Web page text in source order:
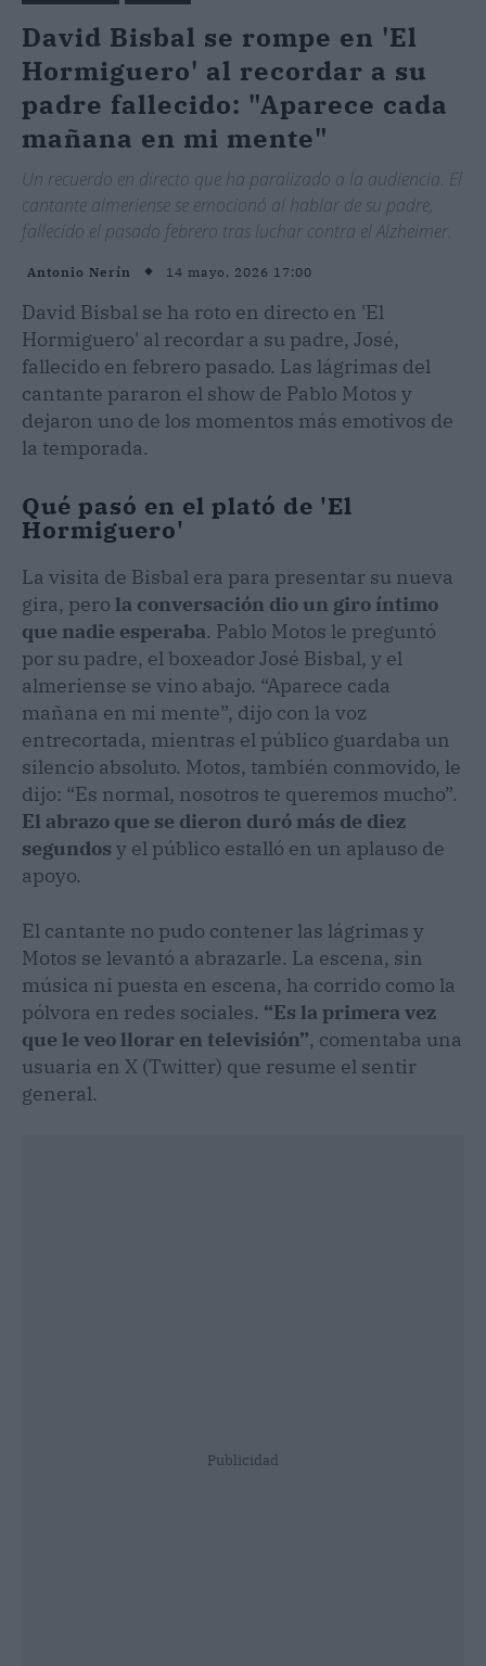
David Bisbal se rompe en 'El
Hormiguero' al recordar a su
padre fallecido: "Aparece cada
mañana en mi mente"
Un recuerdo en directo que ha paralizado a la audiencia. El
cantante almeriense se emocionó al hablar de su padre,
fallecido el pasado febrero tras luchar contra el Alzheimer.
Antonio Nerín 14 mayo, 2026 17:00
David Bisbal se ha roto en directo en 'El
Hormiguero' al recordar a su padre, José,
fallecido en febrero pasado. Las lágrimas del
cantante pararon el show de Pablo Motos y
dejaron uno de los momentos más emotivos de
la temporada.
Qué pasó en el plató de 'El
Hormiguero'
La visita de Bisbal era para presentar su nueva
gira, pero la conversación dio un giro íntimo
que nadie esperaba. Pablo Motos le preguntó
por su padre, el boxeador José Bisbal, y el
almeriense se vino abajo. “Aparece cada
mañana en mi mente”, dijo con la voz
entrecortada, mientras el público guardaba un
silencio absoluto. Motos, también conmovido, le
dijo: “Es normal, nosotros te queremos mucho”.
El abrazo que se dieron duró más de diez
segundos y el público estalló en un aplauso de
apoyo.
El cantante no pudo contener las lágrimas y
Motos se levantó a abrazarle. La escena, sin
música ni puesta en escena, ha corrido como la
pólvora en redes sociales. “Es la primera vez
que le veo llorar en televisión”, comentaba una
usuaria en X (Twitter) que resume el sentir
general.
Publicidad